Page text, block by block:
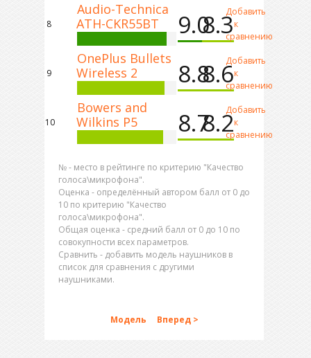
8
Audio-Technica
ATH-CKR55BT
9.08.3Добавить
к
сравнению
9
OnePlus Bullets
Wireless 2
8.88.6Добавить
к
сравнению
10
Bowers and
Wilkins P5
8.78.2Добавить
к
сравнению
№ - место в рейтинге по критерию "Качество
голоса\микрофона".
Оценка - определённый автором балл от 0 до
10 по критерию "Качество
голоса\микрофона".
Общая оценка - средний балл от 0 до 10 по
совокупности всех параметров.
Сравнить - добавить модель наушников в
список для сравнения с другими
наушниками.
Модель Вперед >